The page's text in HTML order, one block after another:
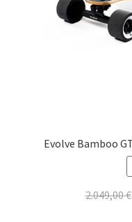
Evolve Bamboo
2.049,00€